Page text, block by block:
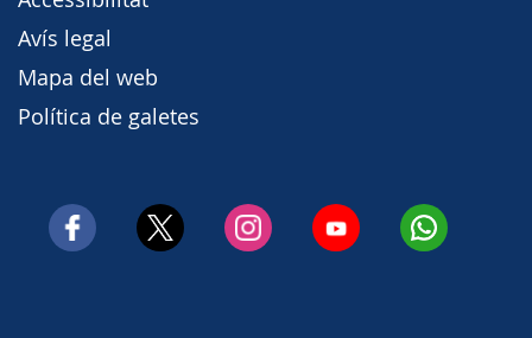
Avís legal
Mapa del web
Política de galetes